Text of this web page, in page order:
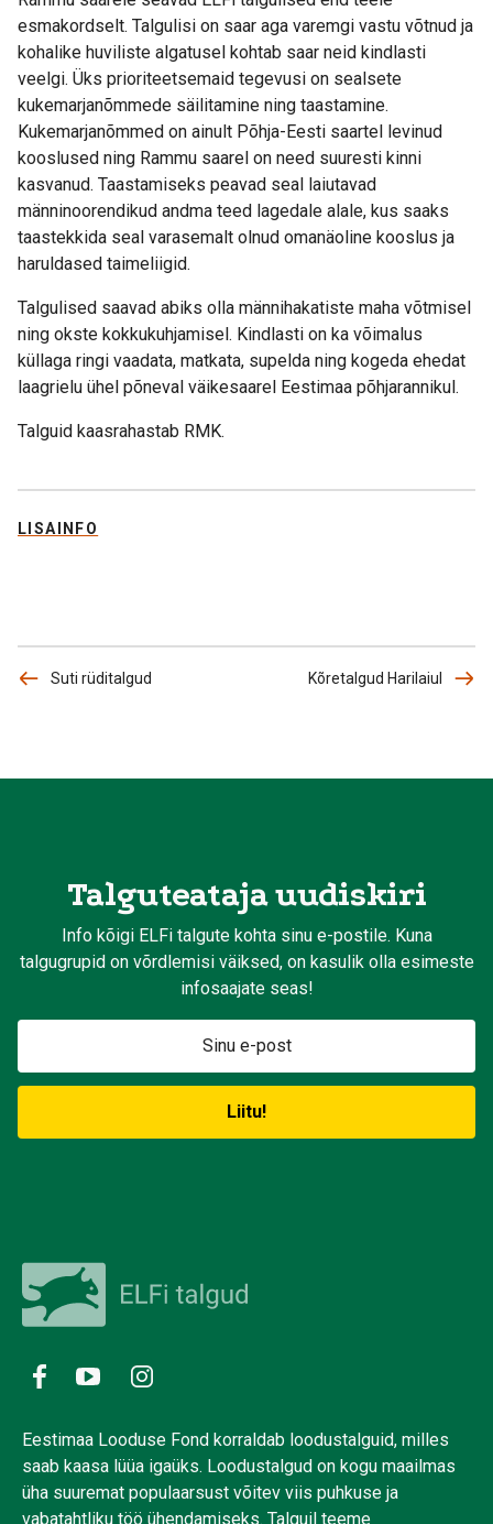
esmakordselt. Talgulisi on saar aga varemgi vastu võtnud ja
kohalike huviliste algatusel kohtab saar neid kindlasti
veelgi. Üks prioriteetsemaid tegevusi on sealsete
kukemarjanõmmede säilitamine ning taastamine.
Kukemarjanõmmed on ainult Põhja-Eesti saartel levinud
kooslused ning Rammu saarel on need suuresti kinni
kasvanud. Taastamiseks peavad seal laiutavad
männinoorendikud andma teed lagedale alale, kus saaks
taastekkida seal varasemalt olnud omanäoline kooslus ja
haruldased taimeliigid.
Talgulised saavad abiks olla männihakatiste maha võtmisel
ning okste kokkukuhjamisel. Kindlasti on ka võimalus
küllaga ringi vaadata, matkata, supelda ning kogeda ehedat
laagrielu ühel põneval väikesaarel Eestimaa põhjarannikul.
Talguid kaasrahastab RMK.
LISAINFO
Suti rüditalgud Kõretalgud Harilaiul
Talguteataja uudiskiri
Info kõigi ELFi talgute kohta sinu e-postile. Kuna
talgugrupid on võrdlemisi väiksed, on kasulik olla esimeste
infosaajate seas!
Eestimaa Looduse Fond korraldab loodustalguid, milles
saab kaasa lüüa igaüks. Loodustalgud on kogu maailmas
üha suuremat populaarsust võitev viis puhkuse ja
vabatahtliku töö ühendamiseks. Talguil teeme